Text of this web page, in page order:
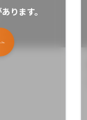
ります。